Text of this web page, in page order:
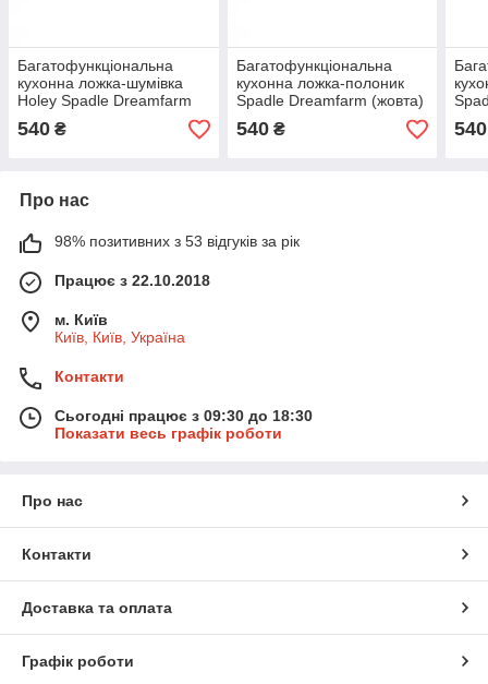
Багатофункціональна
кухонна ложка-шумівка
Holey Spadle Dreamfarm
540 ₴
Багатофункціональна
кухонна ложка-полоник
Spadle Dreamfarm (жовта)
540₴ 540
Про нас
98% позитивних з 53 відгуків за рік
Працює з 22.10.2018
м. Київ
Київ, Київ, Україна
Контакти
Сьогодні працює з 09:30 до 18:30
Показати весь графік роботи
Про нас
Контакти
Доставка та оплата
Графік роботи